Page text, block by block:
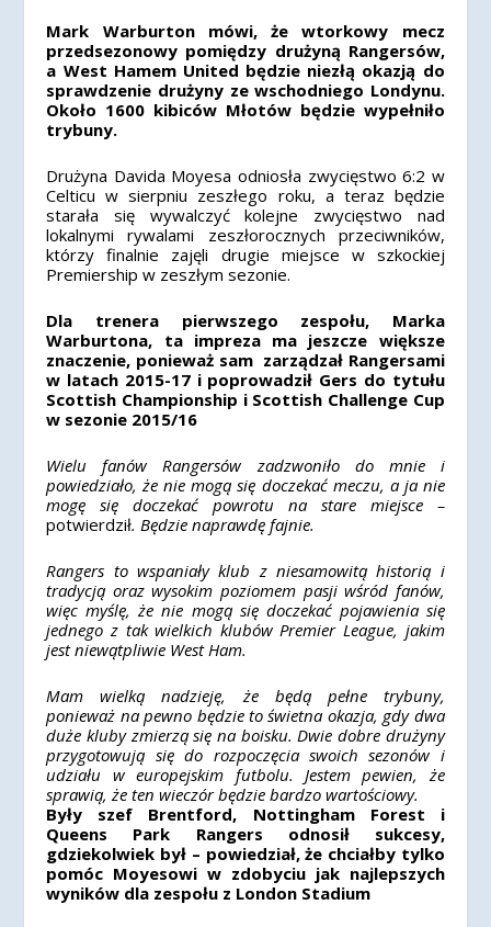
Mark Warburton mówi, że wtorkowy mecz
przedsezonowy pomiędzy drużyną Rangersów,
a West Hamem United będzie niezłą okazją do
sprawdzenie drużyny ze wschodniego Londynu.
Około 1600 kibiców Młotów będzie wypełniło
trybuny.
Drużyna Davida Moyesa odniosła zwycięstwo 6:2 w
Celticu w sierpniu zeszłego roku, a teraz będzie
starała się wywalczyć kolejne zwycięstwo nad
lokalnymi rywalami zeszłorocznych przeciwników,
którzy finalnie zajęli drugie miejsce w szkockiej
Premiership w zeszłym sezonie.
Dla trenera pierwszego zespołu, Marka
Warburtona, ta impreza ma jeszcze większe
znaczenie, ponieważ sam zarządzał Rangersami
w latach 2015-17 i poprowadził Gers do tytułu
Scottish Championship i Scottish Challenge Cup
w sezonie 2015/16
Wielu fanów Rangersów zadzwoniło do mnie i
powiedziało, że nie mogą się doczekać meczu, a ja nie
mogę się doczekać powrotu na stare miejsce –
potwierdził. Będzie naprawdę fajnie.
Rangers to wspaniały klub z niesamowitą historią i
tradycją oraz wysokim poziomem pasji wśród fanów,
więc myślę, że nie mogą się doczekać pojawienia się
jednego z tak wielkich klubów Premier League, jakim
jest niewątpliwie West Ham.
Mam wielką nadzieję, że będą pełne trybuny,
ponieważ na pewno będzie to świetna okazja, gdy dwa
duże kluby zmierzą się na boisku. Dwie dobre drużyny
przygotowują się do rozpoczęcia swoich sezonów i
udziału w europejskim futbolu. Jestem pewien, że
sprawią, że ten wieczór będzie bardzo wartościowy.
Były szef Brentford, Nottingham Forest i
Queens Park Rangers odnosił sukcesy,
gdziekolwiek był – powiedział, że chciałby tylko
pomóc Moyesowi w zdobyciu jak najlepszych
wyników dla zespołu z London Stadium